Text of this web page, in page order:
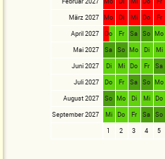
März 2027 Mo Di Mi Do Fr
April 2027
Do Fr Sa So Mo
Mai 2027
Sa So Mo Di Mi
Juni 2027
Di Mi Do Fr Sa
Juli 2027
Do Fr Sa So Mo
August 2027
So Mo Di Mi Do
September 2027
Mi Do Fr Sa So
1
2 3 4 5